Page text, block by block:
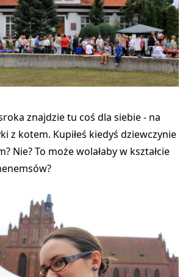
znajdzie tu coś dla siebie - na
z kotem. Kupiłeś kiedyś dziewczynie
Nie? To może wolałaby w kształcie